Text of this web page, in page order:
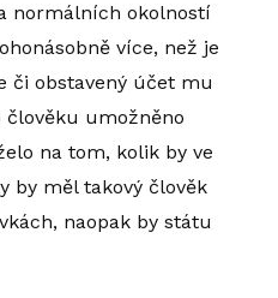
normálních okolností
více, než je
či obstavený účet mu
člověku umožněno
na tom, kolik by ve
by měl takový člověk
naopak by státu